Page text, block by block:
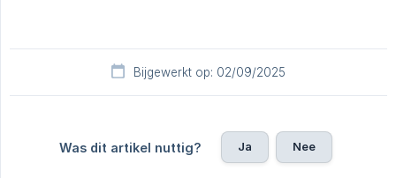
Bijgewerkt op: 02/09/2025
Was dit artikel nuttig? Ja Nee